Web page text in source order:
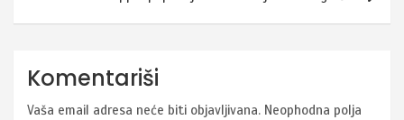
Komentariši
Vaša email adresa neće biti objavljivana. Neophodna polja